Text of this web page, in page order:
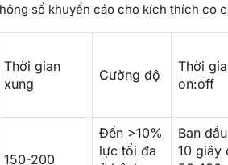
số khuyến cáo cho kích thích co
Thời gian
xung
Cường độ
Thời
on:off
150-200
Đến >10%
lực tối đa
Ban
10 giây